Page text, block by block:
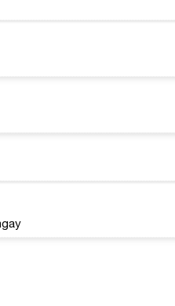
đối cho da dưới nắng: